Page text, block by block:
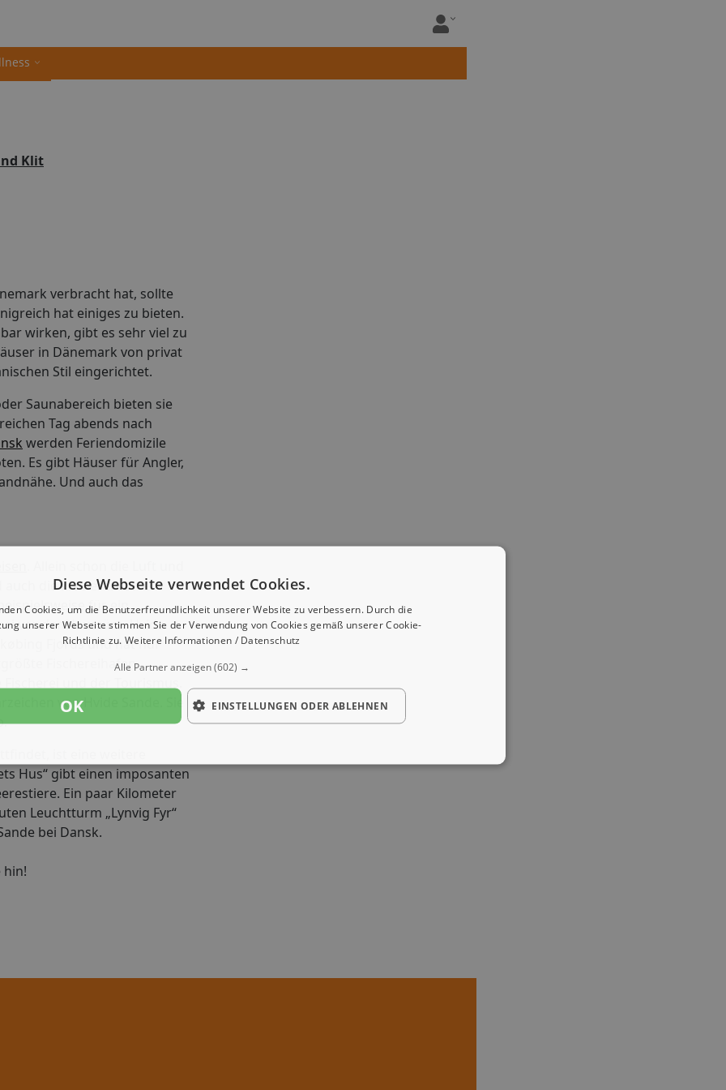
Klit
verbracht hat, sollte
hat einiges zu bieten.
wirken, gibt es sehr viel zu
in Dänemark von privat
Stil eingerichtet.
Saunabereich bieten sie
Tag abends nach
werden Feriendomizile
Es gibt Häuser für Angler,
Und auch das
die kleineren Orte
für ein
vor der Haustüre. Hvide
Fjords und hat nur
Fischereihafen
und der Tourismus.
von Hvide Sande. Sie
ist eine weitere
Hus“ gibt einen imposanten
Ein paar Kilometer
Leuchtturm „Lynvig Fyr“
bei Dansk.
hin!
Diese Webseite verwendet Cookies.
Cookies, um die Benutzerfreundlichkeit unserer Website zu verbessern. Durch die
unserer Webseite stimmen Sie der Verwendung von Cookies gemäß unserer Cookie-
Richtlinie zu. Weitere Informationen / Datenschutz
Alle Partner anzeigen(602) →
OK EINSTELLUNGEN ODER ABLEHNEN